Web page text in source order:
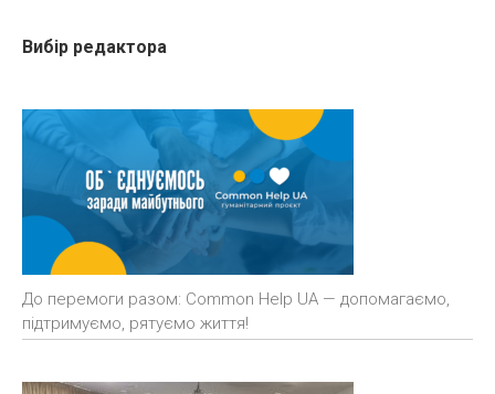
Вибір редактора
До перемоги разом: Common Help UA — допомагаємо,
підтримуємо, рятуємо життя!